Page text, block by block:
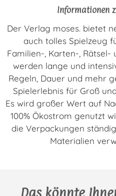
Informationen
Der Verlag moses. bietet
auch tolles Spielzeug
Familien-, Karten-, Rätsel-
werden lange und
Regeln, Dauer und mehr
Spielerlebnis für Groß
Es wird großer Wert auf
100% Ökostrom genutzt
die Verpackungen
Materialien
Das könnte